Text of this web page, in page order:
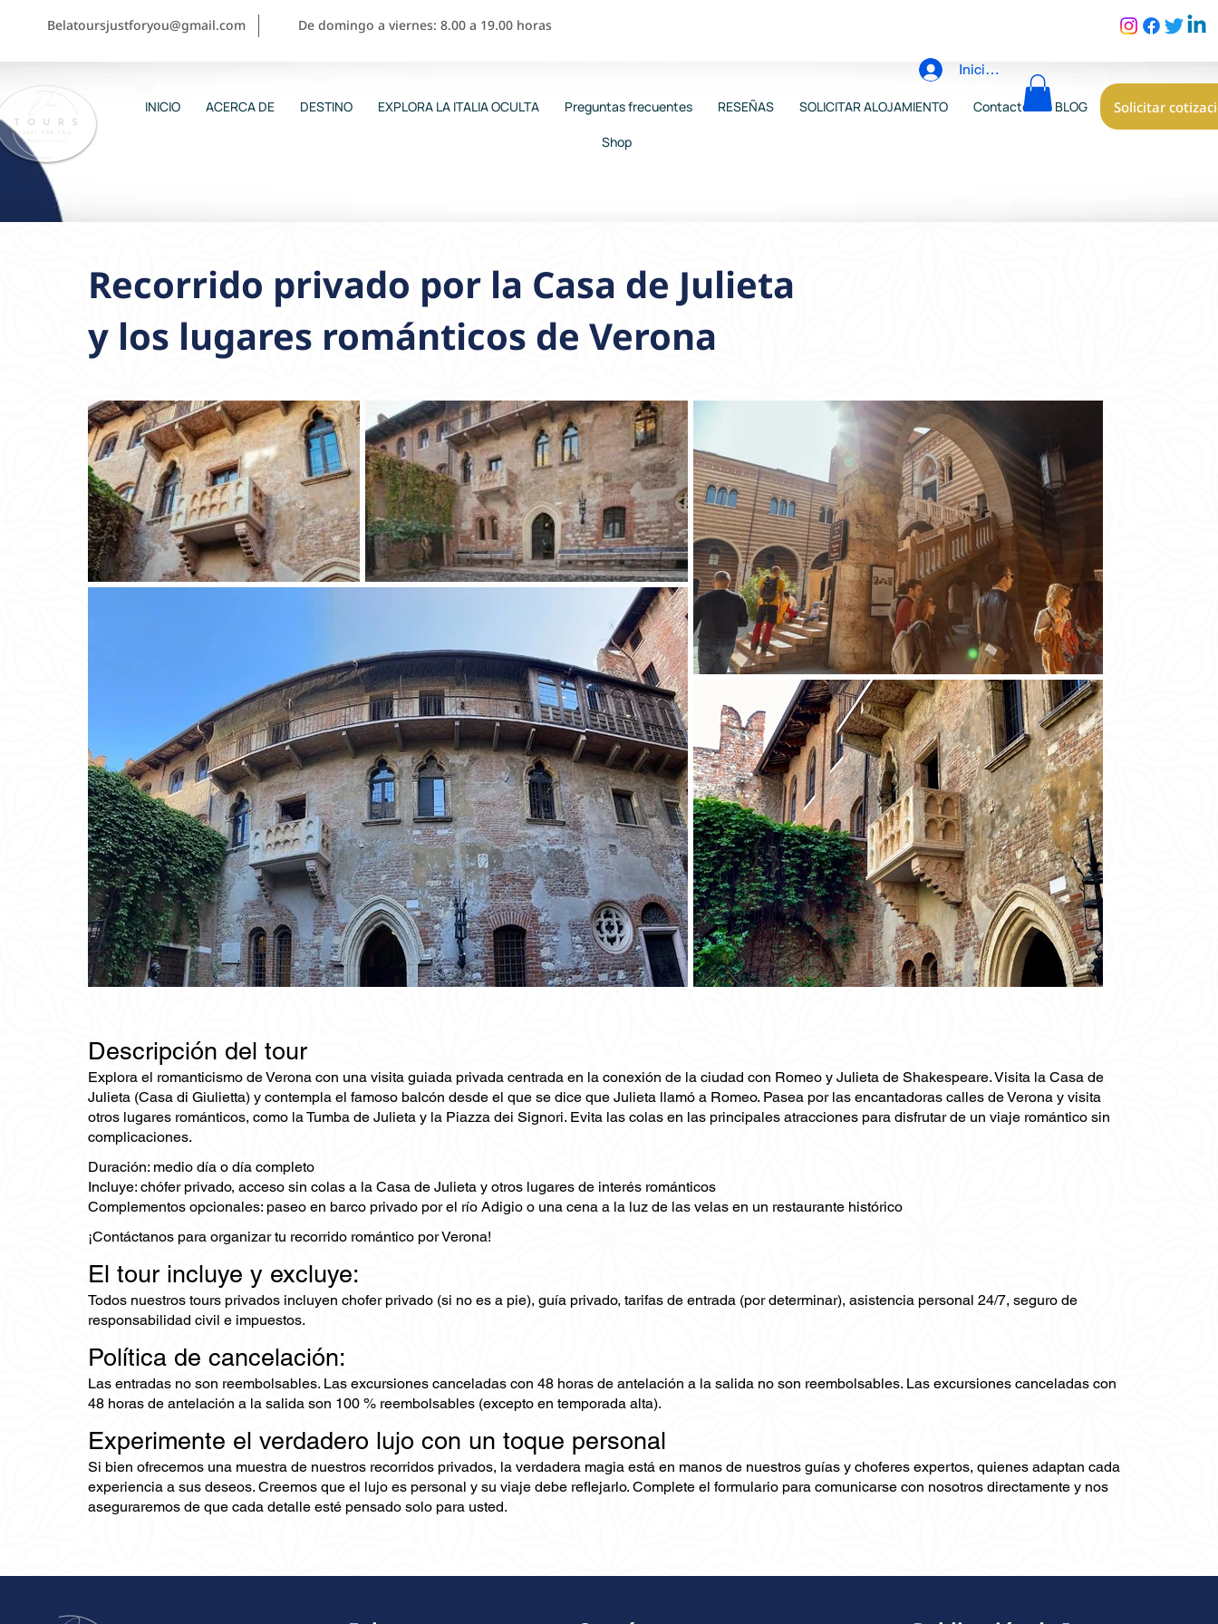
Belatoursjustforyou@gmail.com De domingo a viernes: 8.00 a 19.00 horas
INICIO ACERCA DE DESTINO EXPLORA LA ITALIA OCULTA Preguntas frecuentes RESEÑAS SOLICITAR ALOJAMIENTO Contacto BLOG
Shop
Solicitar
Iniciar sesión
Recorrido privado por la Casa de Julieta
y los lugares románticos de Verona
Descripción del tour
Explora el romanticismo de Verona con una visita guiada privada centrada en la conexión de la ciudad con Romeo y Julieta de Shakespeare. Visita la Casa de
Julieta (Casa di Giulietta) y contempla el famoso balcón desde el que se dice que Julieta llamó a Romeo. Pasea por las encantadoras calles de Verona y visita
otros lugares románticos, como la Tumba de Julieta y la Piazza dei Signori. Evita las colas en las principales atracciones para disfrutar de un viaje romántico sin
complicaciones.
Duración: medio día o día completo
Incluye: chófer privado, acceso sin colas a la Casa de Julieta y otros lugares de interés románticos
Complementos opcionales: paseo en barco privado por el río Adigio o una cena a la luz de las velas en un restaurante histórico
¡Contáctanos para organizar tu recorrido romántico por Verona!
El tour incluye y excluye:
Todos nuestros tours privados incluyen chofer privado (si no es a pie), guía privado, tarifas de entrada (por determinar), asistencia personal 24/7, seguro de
responsabilidad civil e impuestos.
Política de cancelación:
Las entradas no son reembolsables. Las excursiones canceladas con 48 horas de antelación a la salida no son reembolsables. Las excursiones canceladas con
48 horas de antelación a la salida son 100 % reembolsables (excepto en temporada alta).
Experimente el verdadero lujo con un toque personal
Si bien ofrecemos una muestra de nuestros recorridos privados, la verdadera magia está en manos de nuestros guías y choferes expertos, quienes adaptan cada
experiencia a sus deseos. Creemos que el lujo es personal y su viaje debe reflejarlo. Complete el formulario para comunicarse con nosotros directamente y nos
aseguraremos de que cada detalle esté pensado solo para usted.